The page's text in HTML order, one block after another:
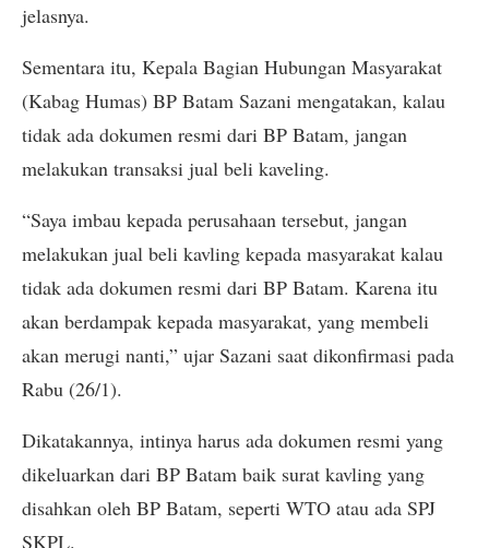
jelasnya.
Sementara itu, Kepala Bagian Hubungan Masyarakat
(Kabag Humas) BP Batam Sazani mengatakan, kalau
tidak ada dokumen resmi dari BP Batam, jangan
melakukan transaksi jual beli kaveling.
“Saya imbau kepada perusahaan tersebut, jangan
melakukan jual beli kavling kepada masyarakat kalau
tidak ada dokumen resmi dari BP Batam. Karena itu
akan berdampak kepada masyarakat, yang membeli
akan merugi nanti,” ujar Sazani saat dikonfirmasi pada
Rabu (26/1).
Dikatakannya, intinya harus ada dokumen resmi yang
dikeluarkan dari BP Batam baik surat kavling yang
disahkan oleh BP Batam, seperti WTO atau ada SPJ
SKPL.